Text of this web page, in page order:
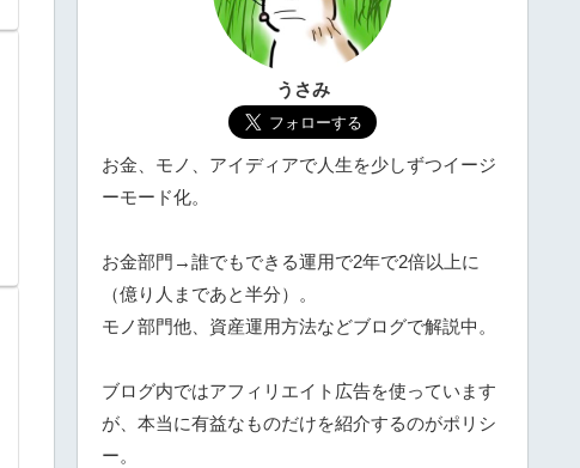
うさみ
お金、モノ、アイディアで人生を少しずつイージ
ーモード化。
お金部門→誰でもできる運用で2年で2倍以上に
（億り人まであと半分）。
モノ部門他、資産運用方法などブログで解説中。
ブログ内ではアフィリエイト広告を使っています
が、本当に有益なものだけを紹介するのがポリシ
ー。